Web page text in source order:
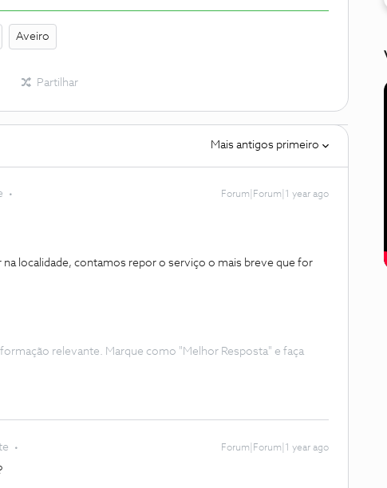
Aveiro
Partilhar
Mais antigos primeiro
Forum|Forum|1 year ago
na localidade, contamos repor o serviço o mais breve que for
relevante. Marque como "Melhor Resposta" e faça
Forum|Forum|1 year ago